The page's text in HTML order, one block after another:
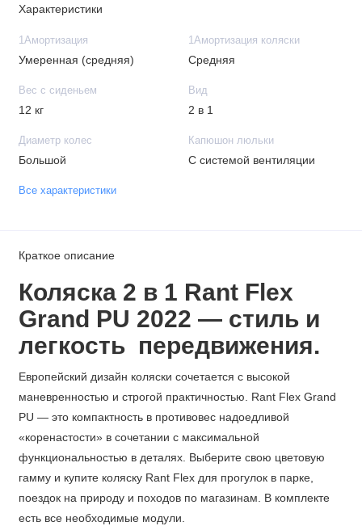
Характеристики
1Амортизация
Умеренная (средняя)
1Амортизация коляски
Средняя
Вес с сиденьем
12 кг
Вид
2 в 1
Диаметр колес
Большой
Капюшон люльки
С системой вентиляции
Все характеристики
Краткое описание
Коляска 2 в 1 Rant Flex
Grand PU 2022 — стиль и
легкость передвижения.
Европейский дизайн коляски сочетается с высокой
маневренностью и строгой практичностью. Rant Flex Grand
PU — это компактность в противовес надоедливой
«коренастости» в сочетании с максимальной
функциональностью в деталях. Выберите свою цветовую
гамму и купите коляску Rant Flex для прогулок в парке,
поездок на природу и походов по магазинам. В комплекте
есть все необходимые модули.